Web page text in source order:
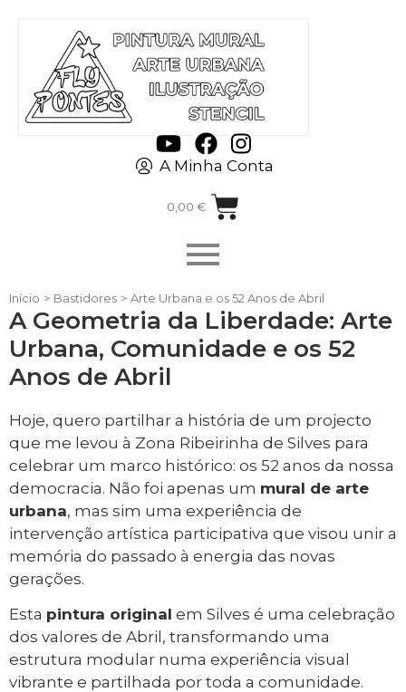
A Minha Conta
0,00 €
Início > Bastidores > Arte Urbana e os 52 Anos de Abril
A Geometria da Liberdade: Arte
Urbana, Comunidade e os 52
Anos de Abril
Hoje, quero partilhar a história de um projecto
que me levou à Zona Ribeirinha de Silves para
celebrar um marco histórico: os 52 anos da nossa
democracia. Não foi apenas um mural de arte
urbana, mas sim uma experiência de
intervenção artística participativa que visou unir a
memória do passado à energia das novas
gerações.
Esta pintura original em Silves é uma celebração
dos valores de Abril, transformando uma
estrutura modular numa experiência visual
vibrante e partilhada por toda a comunidade.